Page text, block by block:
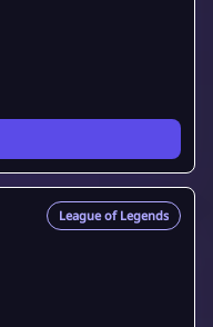
League of Legends